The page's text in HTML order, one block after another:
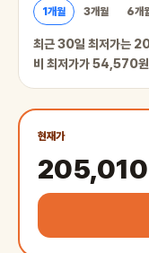
1개월 3개월 6개
최근 30일 최저가는
비 최저가가 54,570
현재가
205,010